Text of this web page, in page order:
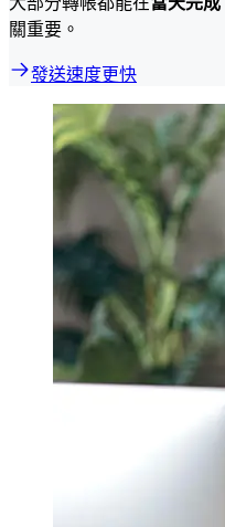
關重要。
發送速度更快